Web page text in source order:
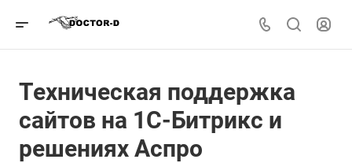
Техническая поддержка
сайтов на 1С-Битрикс и
решениях Аспро